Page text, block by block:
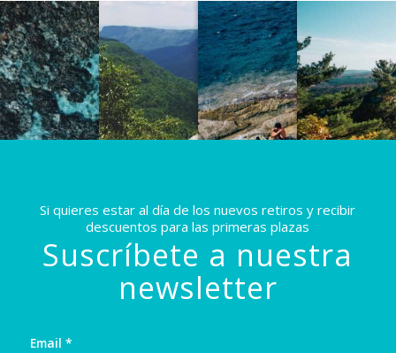
Si quieres estar al día de los nuevos retiros y recibir
descuentos para las primeras plazas
Suscríbete a nuestra
newsletter
Email *